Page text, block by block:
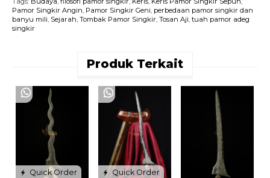
Pamor Singkir Angin, Pamor Singkir Geni, perbedaan pamor singkir dan
banyu mili, Sejarah, Tombak Pamor Singkir, Tosan Aji, tuah pamor adeg
singkir
Produk Terkait
Quick Order Quick Order